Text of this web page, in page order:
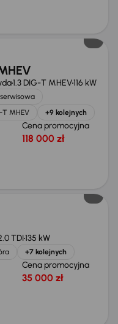
1.3 DIG-T MHEV116 kW
T MHEV +9 kolejnych
Cena promocyjna
118 000 zł
TDI135 kW
+7 kolejnych
Cena promocyjna
35 000 zł